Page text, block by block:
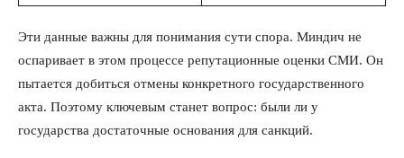
Эти данные важны для понимания сути спора. Миндич не
оспаривает в этом процессе репутационные оценки СМИ. Он
пытается добиться отмены конкретного государственного
акта. Поэтому ключевым станет вопрос: были ли у
государства достаточные основания для санкций.